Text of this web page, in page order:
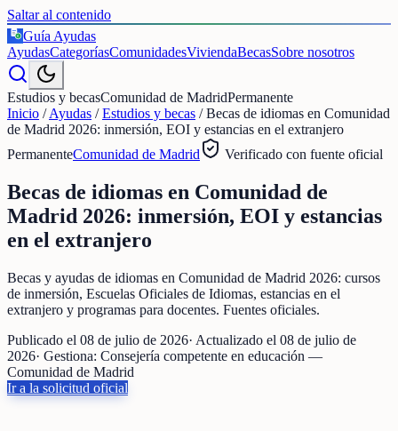
Saltar al contenido
€
Guía Ayudas
AyudasCategoríasComunidadesViviendaBecasSobre nosotros
Estudios y becasComunidad de MadridPermanente
Inicio /Ayudas /Estudios y becas /Becas de idiomas en Comunidad
de Madrid 2026: inmersión, EOI y estancias en el extranjero
PermanenteComunidad de Madrid Verificado con fuente oficial
Becas de idiomas en Comunidad de
Madrid 2026: inmersión, EOI y estancias
en el extranjero
Becas y ayudas de idiomas en Comunidad de Madrid 2026: cursos
de inmersión, Escuelas Oficiales de Idiomas, estancias en el
extranjero y programas para docentes. Fuentes oficiales.
Publicado el 08 de julio de 2026· Actualizado el 08 de julio de
2026· Gestiona: Consejería competente en educación —
Comunidad de Madrid
Ir a la solicitud oficial